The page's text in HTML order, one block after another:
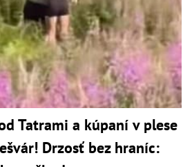
Tatrami a kúpaní v plese
Drzosť bez hraníc: